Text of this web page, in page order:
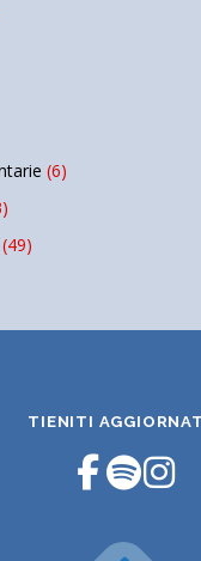
(6)
(49)
TIENITI